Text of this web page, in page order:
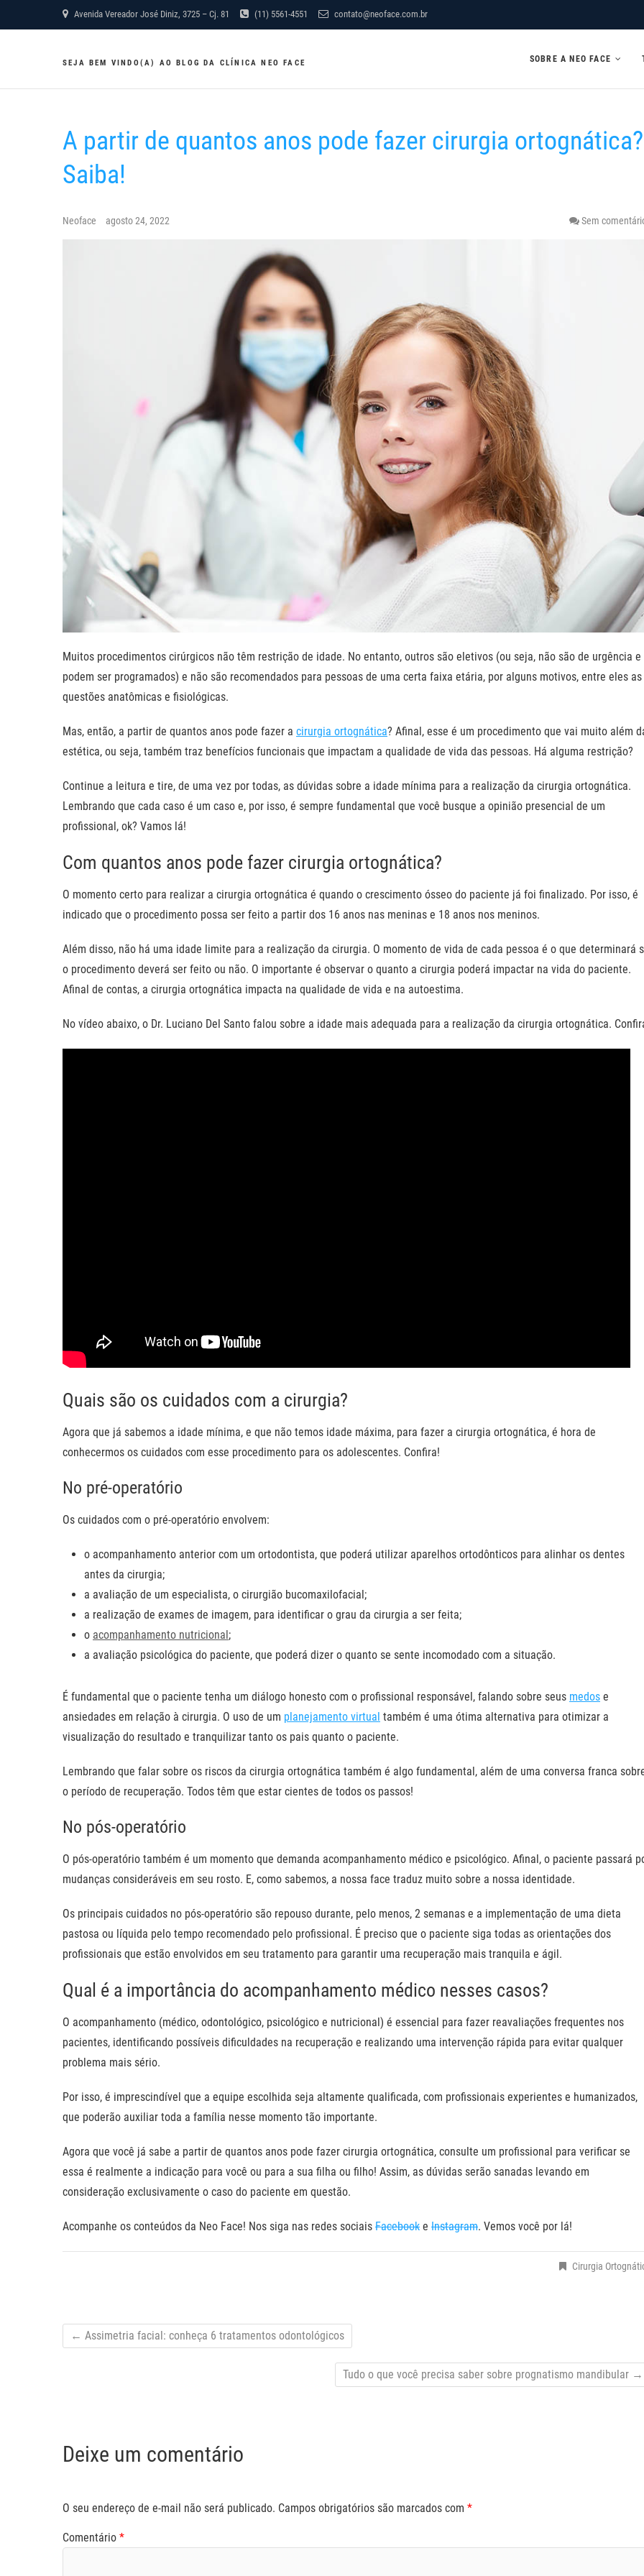
to
Avenida Vereador José Diniz, 3725 – Cj. 81 (11) 5561-4551 contato@neoface.com.br
SEJA BEM VINDO(A) AO BLOG DA CLÍNICA NEO FACE SOBRE A NEO FACE
A partir de quantos anos pode fazer cirurgia ortognática?
Saiba!
Neoface agosto 24, 2022 Sem
Muitos procedimentos cirúrgicos não têm restrição de idade. No entanto, outros são eletivos (ou seja, não são de urgência e
podem ser programados) e não são recomendados para pessoas de uma certa faixa etária, por alguns motivos, entre eles as
questões anatômicas e fisiológicas.
Mas, então, a partir de quantos anos pode fazer a cirurgia ortognática? Afinal, esse é um procedimento que vai muito além
estética, ou seja, também traz benefícios funcionais que impactam a qualidade de vida das pessoas. Há alguma restrição?
Continue a leitura e tire, de uma vez por todas, as dúvidas sobre a idade mínima para a realização da cirurgia ortognática.
Lembrando que cada caso é um caso e, por isso, é sempre fundamental que você busque a opinião presencial de um
profissional, ok? Vamos lá!
Com quantos anos pode fazer cirurgia ortognática?
O momento certo para realizar a cirurgia ortognática é quando o crescimento ósseo do paciente já foi finalizado. Por isso, é
indicado que o procedimento possa ser feito a partir dos 16 anos nas meninas e 18 anos nos meninos.
Além disso, não há uma idade limite para a realização da cirurgia. O momento de vida de cada pessoa é o que determinará
o procedimento deverá ser feito ou não. O importante é observar o quanto a cirurgia poderá impactar na vida do paciente.
Afinal de contas, a cirurgia ortognática impacta na qualidade de vida e na autoestima.
No vídeo abaixo, o Dr. Luciano Del Santo falou sobre a idade mais adequada para a realização da cirurgia ortognática.
Quais são os cuidados com a cirurgia?
Agora que já sabemos a idade mínima, e que não temos idade máxima, para fazer a cirurgia ortognática, é hora de
conhecermos os cuidados com esse procedimento para os adolescentes. Confira!
No pré-operatório
Os cuidados com o pré-operatório envolvem:
o acompanhamento anterior com um ortodontista, que poderá utilizar aparelhos ortodônticos para alinhar os dentes
antes da cirurgia;
a avaliação de um especialista, o cirurgião bucomaxilofacial;
a realização de exames de imagem, para identificar o grau da cirurgia a ser feita;
o acompanhamento nutricional;
a avaliação psicológica do paciente, que poderá dizer o quanto se sente incomodado com a situação.
É fundamental que o paciente tenha um diálogo honesto com o profissional responsável, falando sobre seus medos e
ansiedades em relação à cirurgia. O uso de um planejamento virtual também é uma ótima alternativa para otimizar a
visualização do resultado e tranquilizar tanto os pais quanto o paciente.
Lembrando que falar sobre os riscos da cirurgia ortognática também é algo fundamental, além de uma conversa franca
o período de recuperação. Todos têm que estar cientes de todos os passos!
No pós-operatório
O pós-operatório também é um momento que demanda acompanhamento médico e psicológico. Afinal, o paciente passará
mudanças consideráveis em seu rosto. E, como sabemos, a nossa face traduz muito sobre a nossa identidade.
Os principais cuidados no pós-operatório são repouso durante, pelo menos, 2 semanas e a implementação de uma dieta
pastosa ou líquida pelo tempo recomendado pelo profissional. É preciso que o paciente siga todas as orientações dos
profissionais que estão envolvidos em seu tratamento para garantir uma recuperação mais tranquila e ágil.
Qual é a importância do acompanhamento médico nesses casos?
O acompanhamento (médico, odontológico, psicológico e nutricional) é essencial para fazer reavaliações frequentes nos
pacientes, identificando possíveis dificuldades na recuperação e realizando uma intervenção rápida para evitar qualquer
problema mais sério.
Por isso, é imprescindível que a equipe escolhida seja altamente qualificada, com profissionais experientes e humanizados,
que poderão auxiliar toda a família nesse momento tão importante.
Agora que você já sabe a partir de quantos anos pode fazer cirurgia ortognática, consulte um profissional para verificar se
essa é realmente a indicação para você ou para a sua filha ou filho! Assim, as dúvidas serão sanadas levando em
consideração exclusivamente o caso do paciente em questão.
Acompanhe os conteúdos da Neo Face! Nos siga nas redes sociais Facebook e Instagram. Vemos você por lá!
Cirurgia
← Assimetria facial: conheça 6 tratamentos odontológicos
Tudo o que você precisa saber sobre prognatismo mandibular →
Deixe um comentário
O seu endereço de e-mail não será publicado. Campos obrigatórios são marcados com *
Comentário *